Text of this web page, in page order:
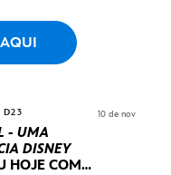
D23
- UMA
DISNEY
HOJE COM
10 de nov